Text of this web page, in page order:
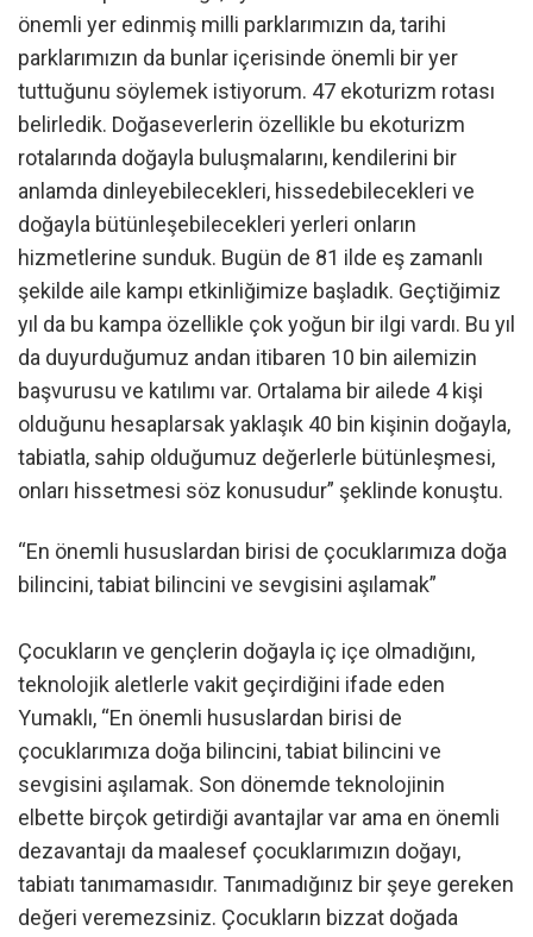
önemli yer edinmiş milli parklarımızın da, tarihi
parklarımızın da bunlar içerisinde önemli bir yer
tuttuğunu söylemek istiyorum. 47 ekoturizm rotası
belirledik. Doğaseverlerin özellikle bu ekoturizm
rotalarında doğayla buluşmalarını, kendilerini bir
anlamda dinleyebilecekleri, hissedebilecekleri ve
doğayla bütünleşebilecekleri yerleri onların
hizmetlerine sunduk. Bugün de 81 ilde eş zamanlı
şekilde aile kampı etkinliğimize başladık. Geçtiğimiz
yıl da bu kampa özellikle çok yoğun bir ilgi vardı. Bu yıl
da duyurduğumuz andan itibaren 10 bin ailemizin
başvurusu ve katılımı var. Ortalama bir ailede 4 kişi
olduğunu hesaplarsak yaklaşık 40 bin kişinin doğayla,
tabiatla, sahip olduğumuz değerlerle bütünleşmesi,
onları hissetmesi söz konusudur” şeklinde konuştu.
“En önemli hususlardan birisi de çocuklarımıza doğa
bilincini, tabiat bilincini ve sevgisini aşılamak”
Çocukların ve gençlerin doğayla iç içe olmadığını,
teknolojik aletlerle vakit geçirdiğini ifade eden
Yumaklı, “En önemli hususlardan birisi de
çocuklarımıza doğa bilincini, tabiat bilincini ve
sevgisini aşılamak. Son dönemde teknolojinin
elbette birçok getirdiği avantajlar var ama en önemli
dezavantajı da maalesef çocuklarımızın doğayı,
tabiatı tanımamasıdır. Tanımadığınız bir şeye gereken
değeri veremezsiniz. Çocukların bizzat doğada